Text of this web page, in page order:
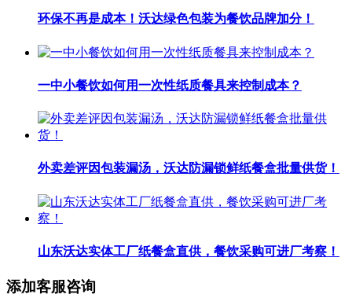
环保不再是成本！沃达绿色包装为餐饮品牌加分！
一中小餐饮如何用一次性纸质餐具来控制成本？
外卖差评因包装漏汤，沃达防漏锁鲜纸餐盒批量供货！
山东沃达实体工厂纸餐盒直供，餐饮采购可进厂考察！
添加客服咨询